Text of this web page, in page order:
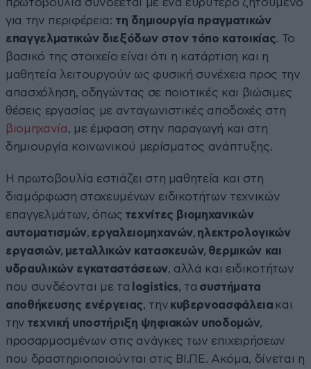
πρωτοβουλία συνδέεται με ένα ευρύτερο ζητούμενο
για την περιφέρεια: τη δημιουργία πραγματικών
επαγγελματικών διεξόδων στον τόπο κατοικίας. Το
βασικό της στοιχείο είναι ότι η κατάρτιση και η
μαθητεία λειτουργούν ως φυσική συνέχεια προς την
απασχόληση, οδηγώντας σε ποιοτικές και βιώσιμες
θέσεις εργασίας με ανταγωνιστικές αποδοχές στη
βιομηχανία, με έμφαση στην παραγωγή και στη
δημιουργία κοινωνικού μερίσματος ανάπτυξης.
Η πρωτοβουλία εστιάζει στη μαθητεία και στη
διαμόρφωση στοχευμένων ειδικοτήτων τεχνικών
επαγγελμάτων, όπως τεχνίτες βιομηχανικών
αυτοματισμών, εργαλειομηχανών, ηλεκτρολογικών
εργασιών, μεταλλικών κατασκευών, θερμικών και
υδραυλικών εγκαταστάσεων, αλλά και ειδικοτήτων
που συνδέονται με τα logistics, τα συστήματα
αποθήκευσης ενέργειας, την κυβερνοασφάλεια και
την τεχνική υποστήριξη ψηφιακών υποδομών,
προσαρμοσμένων στις ανάγκες των επιχειρήσεων
που δραστηριοποιούνται στις ΒΙ.ΠΕ. Ακόμα, δίνεται η